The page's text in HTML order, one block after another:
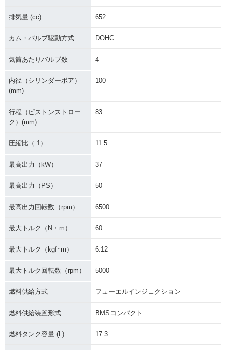
排気量 (cc) 652
カム・バルブ駆動方式 DOHC
気筒あたりバルブ数 4
内径（シリンダーボア）
(mm)
100
行程（ピストンストロー
ク）(mm)
83
圧縮比（:1） 11.5
最高出力（kW） 37
最高出力（PS） 50
最高出力回転数（rpm） 6500
最大トルク（N・m） 60
最大トルク（kgf･m） 6.12
最大トルク回転数（rpm） 5000
燃料供給方式 フューエルインジェクション
燃料供給装置形式 BMSコンパクト
燃料タンク容量 (L) 17.3